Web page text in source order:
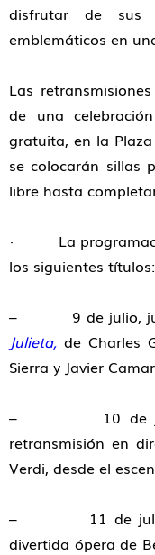
disfrutar de sus
emblemáticos en
Las
de una
gratuita, en la
se colocarán sillas
libre hasta
· La
los siguientes títulos:
– 9 de julio,
Julieta, de Charles
Sierra y Javier
– 10 de julio,
retransmisión en
Verdi, desde el
– 11 de julio,
divertida ópera de